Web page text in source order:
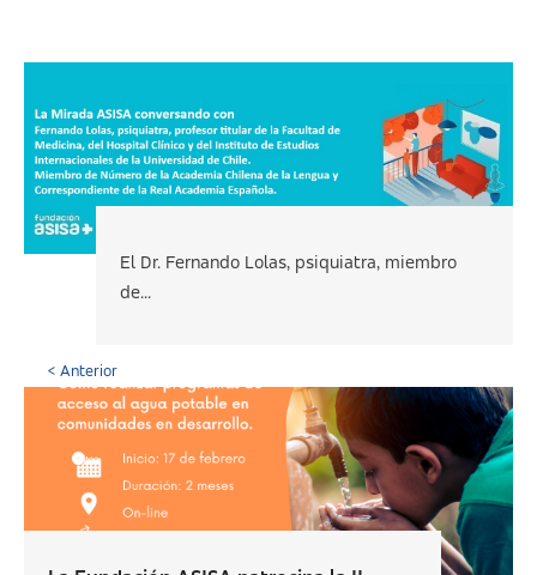
El Dr. Fernando Lolas, psiquiatra, miembro
de...
< Anterior